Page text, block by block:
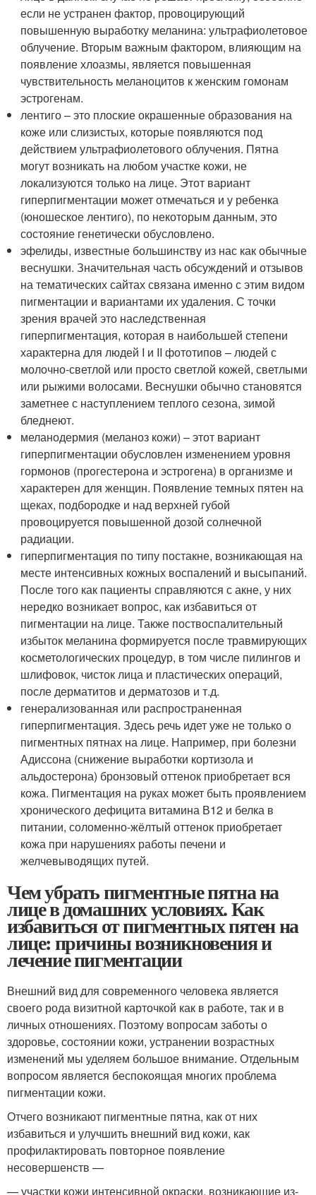
если не устранен фактор, провоцирующий
повышенную выработку меланина: ультрафиолетовое
облучение. Вторым важным фактором, влияющим на
появление хлоазмы, является повышенная
чувствительность меланоцитов к женским гомонам
эстрогенам.
лентиго – это плоские окрашенные образования на
коже или слизистых, которые появляются под
действием ультрафиолетового облучения. Пятна
могут возникать на любом участке кожи, не
локализуются только на лице. Этот вариант
гиперпигментации может отмечаться и у ребенка
(юношеское лентиго), по некоторым данным, это
состояние генетически обусловлено.
эфелиды, известные большинству из нас как обычные
веснушки. Значительная часть обсуждений и отзывов
на тематических сайтах связана именно с этим видом
пигментации и вариантами их удаления. С точки
зрения врачей это наследственная
гиперпигментация, которая в наибольшей степени
характерна для людей I и II фототипов – людей с
молочно-светлой или просто светлой кожей, светлыми
или рыжими волосами. Веснушки обычно становятся
заметнее с наступлением теплого сезона, зимой
бледнеют.
меланодермия (меланоз кожи) – этот вариант
гиперпигментации обусловлен изменением уровня
гормонов (прогестерона и эстрогена) в организме и
характерен для женщин. Появление темных пятен на
щеках, подбородке и над верхней губой
провоцируется повышенной дозой солнечной
радиации.
гиперпигментация по типу постакне, возникающая на
месте интенсивных кожных воспалений и высыпаний.
После того как пациенты справляются с акне, у них
нередко возникает вопрос, как избавиться от
пигментации на лице. Также поствоспалительный
избыток меланина формируется после травмирующих
косметологических процедур, в том числе пилингов и
шлифовок, чисток лица и пластических операций,
после дерматитов и дерматозов и т.д.
генерализованная или распространенная
гиперпигментация. Здесь речь идет уже не только о
пигментных пятнах на лице. Например, при болезни
Адиссона (снижение выработки кортизола и
альдостерона) бронзовый оттенок приобретает вся
кожа. Пигментация на руках может быть проявлением
хронического дефицита витамина В12 и белка в
питании, соломенно-жёлтый оттенок приобретает
кожа при нарушениях работы печени и
желчевыводящих путей.
Чем убрать пигментные пятна на
лице в домашних условиях. Как
избавиться от пигментных пятен на
лице: причины возникновения и
лечение пигментации
Внешний вид для современного человека является
своего рода визитной карточкой как в работе, так и в
личных отношениях. Поэтому вопросам заботы о
здоровье, состоянии кожи, устранении возрастных
изменений мы уделяем большое внимание. Отдельным
вопросом является беспокоящая многих проблема
пигментации кожи.
Отчего возникают пигментные пятна, как от них
избавиться и улучшить внешний вид кожи, как
профилактировать повторное появление
несовершенств —
— участки кожи интенсивной окраски, возникающие из-